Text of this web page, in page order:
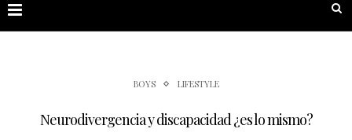
BOYS LIFESTYLE
Neurodivergencia y discapacidad ¿es lo mismo?